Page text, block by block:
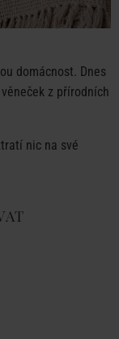
domácnost. Dnes
z přírodních
nic na své